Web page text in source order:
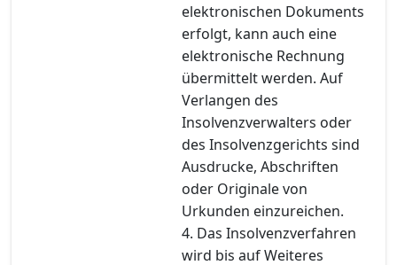
elektronischen Dokuments
erfolgt, kann auch eine
elektronische Rechnung
übermittelt werden. Auf
Verlangen des
Insolvenzverwalters oder
des Insolvenzgerichts sind
Ausdrucke, Abschriften
oder Originale von
Urkunden einzureichen.
4. Das Insolvenzverfahren
wird bis auf Weiteres